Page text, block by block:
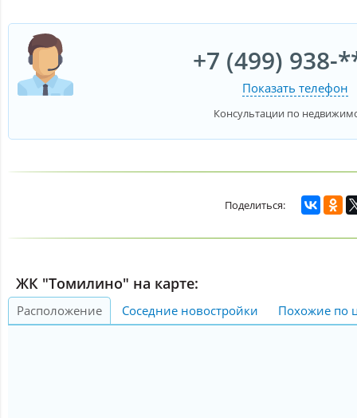
+7 (499) 938-
Показать телефон
Консультации по
ЖК "Томилино" на карте:
Расположение Соседние новостройки Похожие по